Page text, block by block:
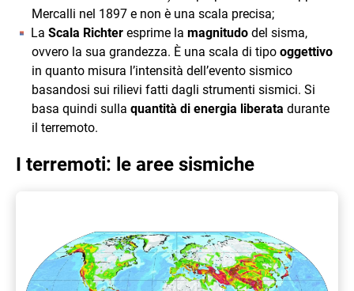
Mercalli nel 1897 e non è una scala precisa;
La Scala Richter esprime la magnitudo del sisma,
ovvero la sua grandezza. È una scala di tipo oggettivo
in quanto misura l’intensità dell’evento sismico
basandosi sui rilievi fatti dagli strumenti sismici. Si
basa quindi sulla quantità di energia liberata durante
il terremoto.
I terremoti: le aree sismiche